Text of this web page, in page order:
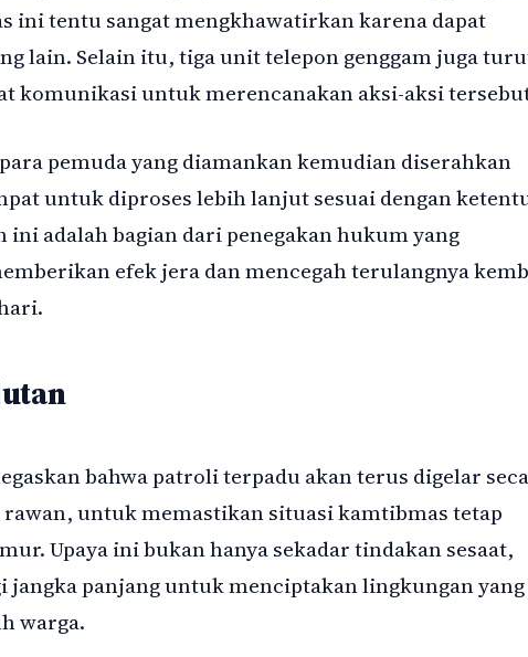
ini tentu sangat mengkhawatirkan karena dapat
lain. Selain itu, tiga unit telepon genggam juga
komunikasi untuk merencanakan aksi-aksi
pemuda yang diamankan kemudian diserahkan
untuk diproses lebih lanjut sesuai dengan
adalah bagian dari penegakan hukum yang
efek jera dan mencegah terulangnya
bahwa patroli terpadu akan terus digelar
untuk memastikan situasi kamtibmas tetap
Upaya ini bukan hanya sekadar tindakan sesaat,
jangka panjang untuk menciptakan lingkungan yang
warga.